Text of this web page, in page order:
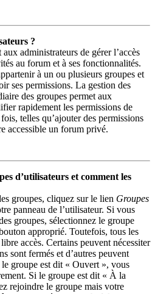
?
administrateurs de gérer l’accès
au forum et à ses fonctionnalités.
à un ou plusieurs groupes et
ses permissions. La gestion des
des groupes permet aux
rapidement les permissions de
telles qu’ajouter des permissions
accessible un forum privé.
d’utilisateurs et comment les
groupes, cliquez sur le lien Groupes
panneau de l’utilisateur. Si vous
groupes, sélectionnez le groupe
approprié. Toutefois, tous les
accès. Certains peuvent nécessiter
sont fermés et d’autres peuvent
le groupe est dit « Ouvert », vous
Si le groupe est dit « À la
rejoindre le groupe mais votre